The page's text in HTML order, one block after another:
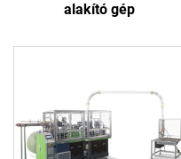
alakító gép